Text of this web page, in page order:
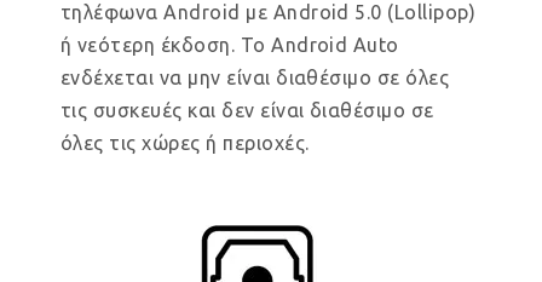
τηλέφωνα Android με Android 5.0 (Lollipop)
ή νεότερη έκδοση. Το Android Auto
ενδέχεται να μην είναι διαθέσιμο σε όλες
τις συσκευές και δεν είναι διαθέσιμο σε
όλες τις χώρες ή περιοχές.